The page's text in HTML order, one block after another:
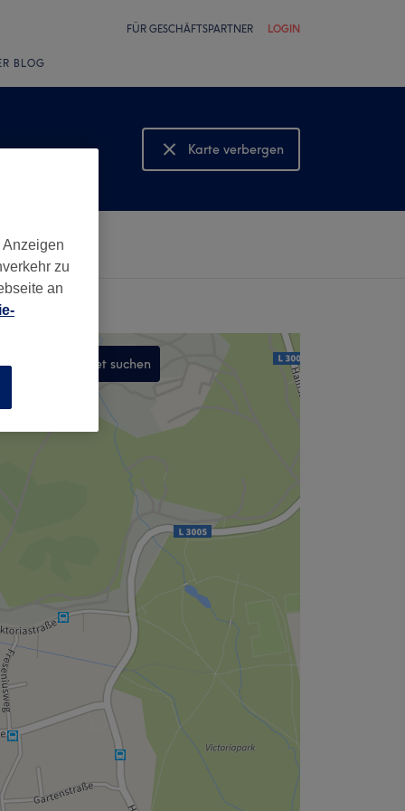
FÜR GESCHÄFTSPARTNER LOGIN
BLOG
Karte verbergen
Karte anzeigen
In diesem Gebiet suchen
zu
an